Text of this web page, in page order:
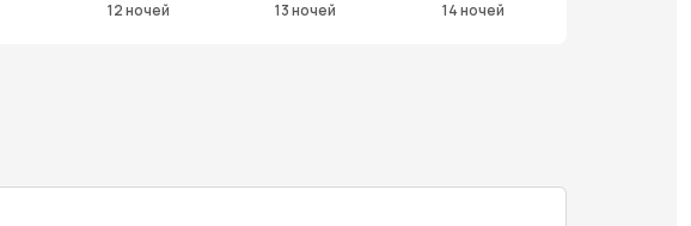
12 ночей 13 ночей 14 ночей